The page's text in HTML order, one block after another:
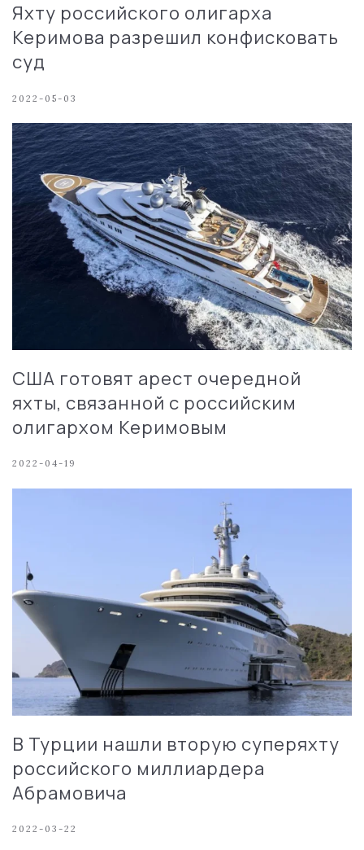
Яхту российского олигарха
Керимова разрешил конфисковать
суд
2022-05-03
США готовят арест очередной
яхты, связанной с российским
олигархом Керимовым
2022-04-19
В Турции нашли вторую суперяхту
российского миллиардера
Абрамовича
2022-03-22